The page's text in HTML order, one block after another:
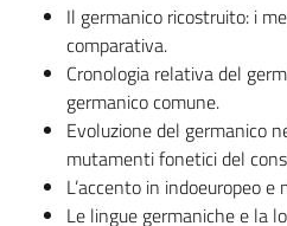
Il germanico ricostruito: i
comparativa.
Cronologia relativa del
germanico comune.
Evoluzione del germanico
mutamenti fonetici del
L’accento in indoeuropeo e
Le lingue germaniche e la